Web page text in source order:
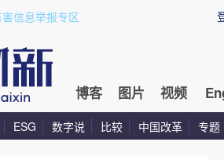
信息举报专区
博客 图片 视频
ESG 数字说 比较 中国改革 专题